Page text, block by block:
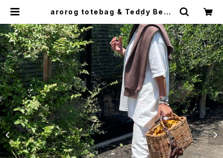
arorog totebag & Teddy Bear
blue